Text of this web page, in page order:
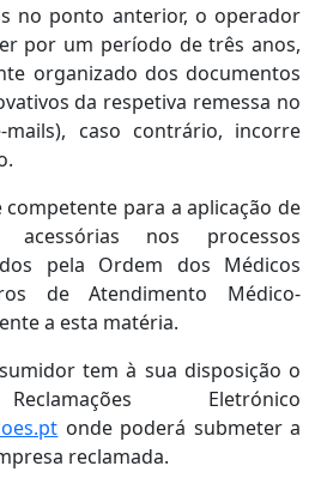
no ponto anterior, o operador
por um período de três anos,
organizado dos documentos
da respetiva remessa no
caso contrário, incorre
competente para a aplicação de
nos processos
pela Ordem dos Médicos
de Atendimento Médico-
a esta matéria.
tem à sua disposição o
Eletrónico
onde poderá submeter a
reclamada.